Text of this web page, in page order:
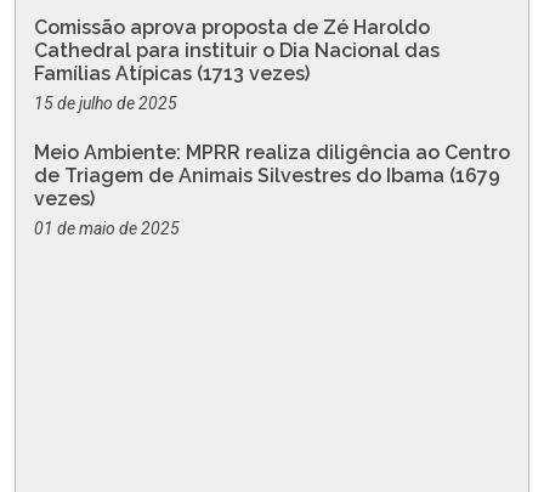
Comissão aprova proposta de Zé Haroldo
Cathedral para instituir o Dia Nacional das
Famílias Atípicas (1713 vezes)
15 de julho de 2025
Meio Ambiente: MPRR realiza diligência ao Centro
de Triagem de Animais Silvestres do Ibama (1679
vezes)
01 de maio de 2025